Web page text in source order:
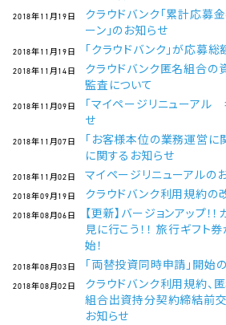
2018年11月19日
クラウドバンク「累計応募
ーン」のお知らせ
2018年11月19日 「クラウドバンク」が応募
2018年11月14日
クラウドバンク匿名組合の
監査について
2018年11月09日
「マイページリニューアル
せ
2018年11月07日
「お客様本位の業務運営に
に関するお知らせ
2018年11月02日 マイページリニューアルの
2018年09月19日 クラウドバンク利用規約の
2018年08月06日
【更新】バージョンアップ！
見に行こう！！ 旅行ギフト
始！
2018年08月03日 「両替投資同時申請」開始
2018年08月02日
クラウドバンク利用規約、
組合出資持分契約締結前
お知らせ